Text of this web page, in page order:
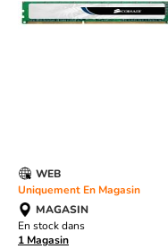
WEB
Uniquement En Magasin
MAGASIN
En stock dans
1 Magasin